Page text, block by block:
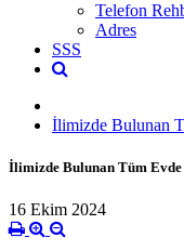
Telefon
Adres
SSS
İlimizde Bulunan
İlimizde Bulunan Tüm
16 Ekim 2024